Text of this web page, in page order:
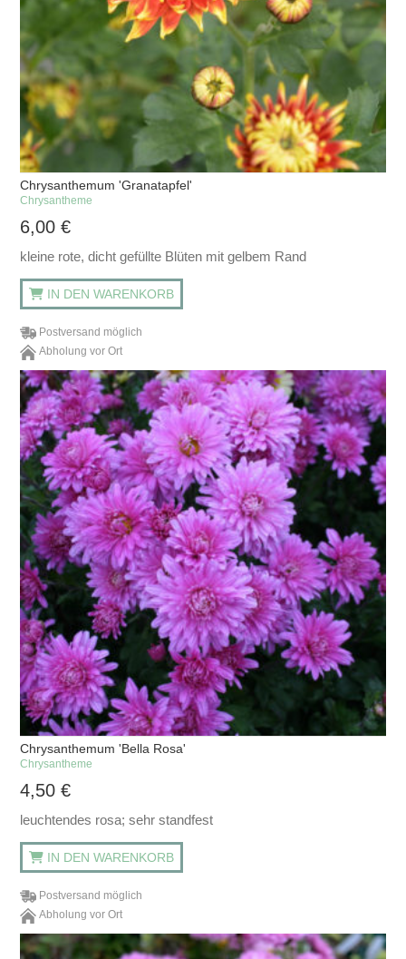
Chrysanthemum 'Granatapfel'
Chrysantheme
6,00€
kleine rote, dicht gefüllte Blüten mit gelbem Rand
IN DEN WARENKORB
Postversand möglich
Abholung vor Ort
Chrysanthemum 'Bella Rosa'
Chrysantheme
4,50€
leuchtendes rosa; sehr standfest
IN DEN WARENKORB
Postversand möglich
Abholung vor Ort